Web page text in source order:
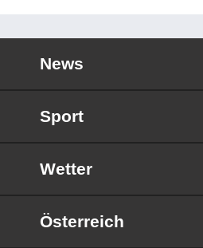
News
Sport
Wetter
Österreich